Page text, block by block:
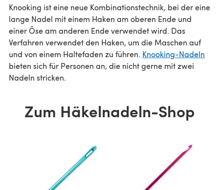
Knooking ist eine neue Kombinationstechnik, bei der eine
lange Nadel mit einem Haken am oberen Ende und
einer Öse am anderen Ende verwendet wird. Das
Verfahren verwendet den Haken, um die Maschen auf
und von einem Haltefaden zu führen. Knooking-Nadeln
bieten sich für Personen an, die nicht gerne mit zwei
Nadeln stricken.
Zum Häkelnadeln-Shop